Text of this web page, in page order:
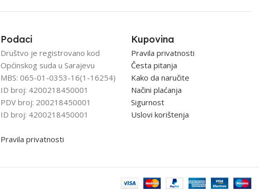
Podaci
Društvo je registrovano kod
Općinskog suda u Sarajevu
MBS: 065-01-0353-16(1-16254)
ID broj: 4200218450001
PDV broj: 200218450001
ID broj: 4200218450001
Pravila privatnosti
Kupovina
Pravila privatnosti
Česta pitanja
Kako da naručite
Načini plaćanja
Sigurnost
Uslovi korištenja